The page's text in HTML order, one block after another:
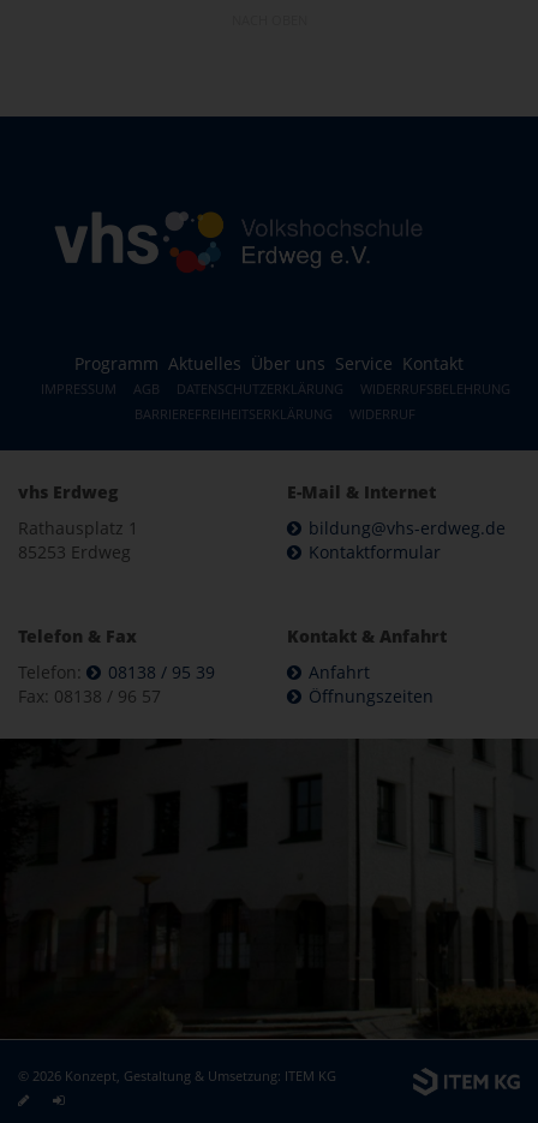
Programm Aktuelles Über uns Service Kontakt
IMPRESSUM AGB DATENSCHUTZERKLÄRUNG
WIDERRUFSBELEHRUNG
BARRIEREFREIHEITSERKLÄRUNG
WIDERRUF
vhs Erdweg
Rathausplatz 1
85253 Erdweg
E-Mail & Internet
bildung@vhs-erdweg.de
Kontaktformular
Telefon & Fax
Telefon:
08138 / 95 39
Fax: 08138 / 96 57
Kontakt & Anfahrt
Anfahrt
Öffnungszeiten
© 2026 Konzept, Gestaltung & Umsetzung: ITEM KG